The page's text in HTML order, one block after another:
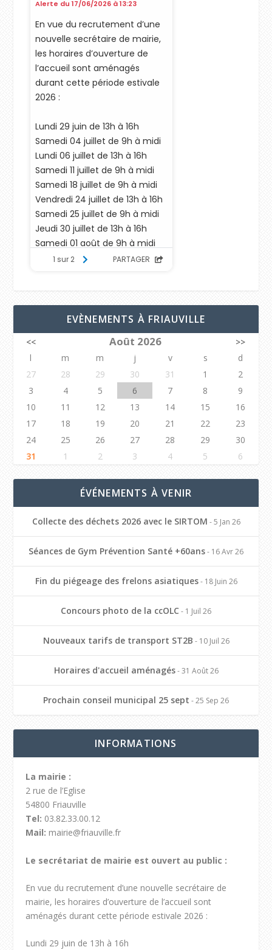
EVÈNEMENTS À FRIAUVILLE
<< Août 2026
>>
l
m m j v s
d
27
28 29 30 31 1
2
3
4 5 6 7 8
9
10
11 12 13 14 15
16
17
18 19 20 21 22
23
24
25 26 27 28 29
30
31
1 2 3 4 5 6
ÉVÉNEMENTS À VENIR
Collecte des déchets 2026 avec le SIRTOM - 5 Jan 26
Séances de Gym Prévention Santé +60ans- 16 Avr 26
Fin du piégeage des frelons asiatiques- 18 Juin 26
Concours photo de la ccOLC - 1 Juil 26
Nouveaux tarifs de transport ST2B - 10 Juil 26
Horaires d'accueil aménagés- 31 Août 26
Prochain conseil municipal 25 sept - 25 Sep 26
INFORMATIONS
La mairie :
2 rue de l’Eglise
54800 Friauville
Tel: 03.82.33.00.12
Mail: mairie@friauville.fr
Le secrétariat de mairie est ouvert au public :
En vue du recrutement d’une nouvelle secrétaire de
mairie, les horaires d’ouverture de l’accueil sont
aménagés durant cette période estivale 2026 :
Lundi 29 juin de 13h à 16h